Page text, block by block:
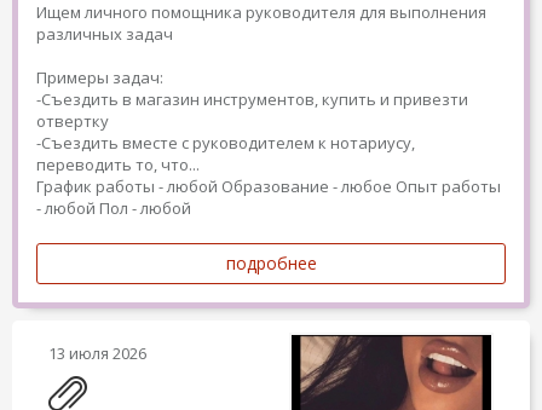
Ищем личного помощника руководителя для выполнения
различных задач
Примеры задач:
-Съездить в магазин инструментов, купить и привезти
отвертку
-Съездить вместе с руководителем к нотариусу,
переводить то, что...
График работы - любой Образование - любое Опыт работы
- любой Пол - любой
подробнее
13 июля 2026